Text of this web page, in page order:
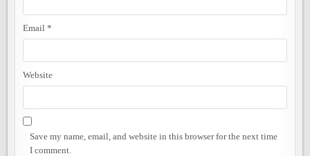
Email*
Website
Save my name, email, and website in this browser for the next time
I comment.